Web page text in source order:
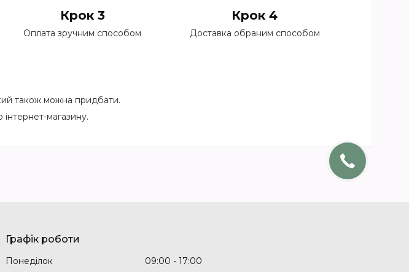
Крок 3
Оплата зручним способом
Крок 4
Доставка обраним способом
також можна придбати.
інтернет-магазину.
Графік роботи
Понеділок 09:00 17:00